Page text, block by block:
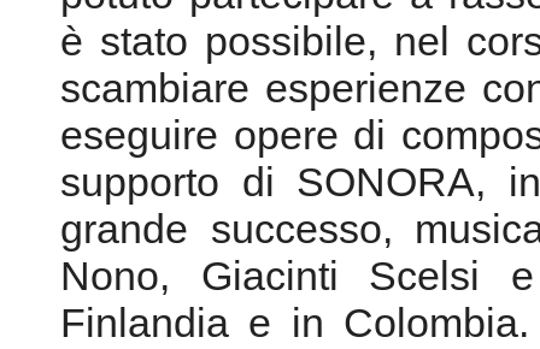
grande successo,
Nono, Giacinti Scelsi
Finlandia e in
del Sale a Zipaquirà
con altri musicisti e
collaborazione
concerto che, nelle